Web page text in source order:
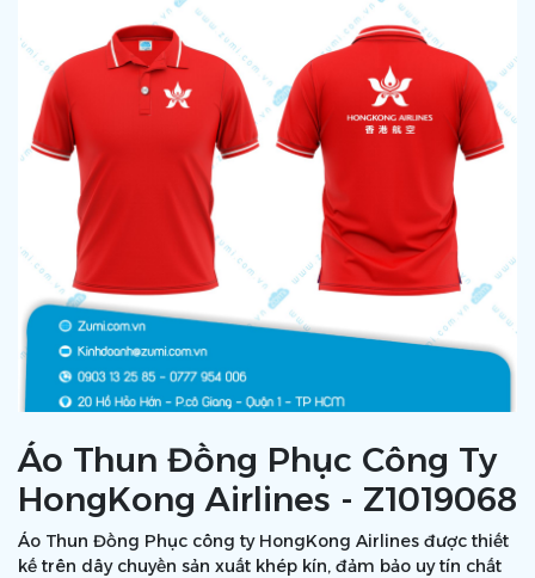
Áo Thun Đồng Phục Công Ty
HongKong Airlines - Z1019068
Áo Thun Đồng Phục công ty HongKong Airlines được thiết
kế trên dây chuyền sản xuất khép kín, đảm bảo uy tín chất